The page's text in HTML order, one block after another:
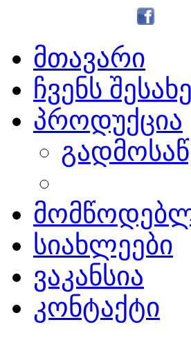
მთავარი
ჩვენს
პროდუქცია
სიახლეები
ვაკანსია
კონტაქტი